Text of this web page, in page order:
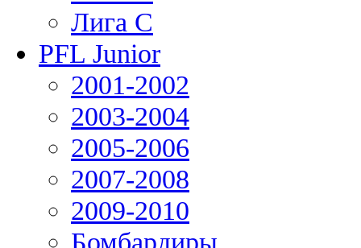
Лига С
PFL Junior
2001-2002
2003-2004
2005-2006
2007-2008
2009-2010
Бомбардиры